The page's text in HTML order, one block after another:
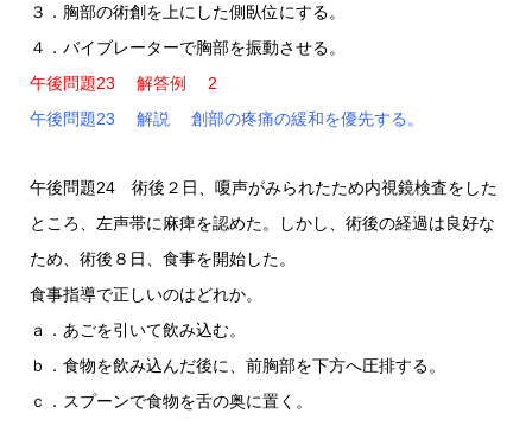
３．胸部の術創を上にした側臥位にする。
４．バイブレーターで胸部を振動させる。
午後問題23 解答例 2
午後問題23 解説 創部の疼痛の緩和を優先する。
午後問題24 術後２日、嗄声がみられたため内視鏡検査をした
ところ、左声帯に麻痺を認めた。しかし、術後の経過は良好な
ため、術後８日、食事を開始した。
食事指導で正しいのはどれか。
ａ．あごを引いて飲み込む。
ｂ．食物を飲み込んだ後に、前胸部を下方へ圧排する。
ｃ．スプーンで食物を舌の奥に置く。